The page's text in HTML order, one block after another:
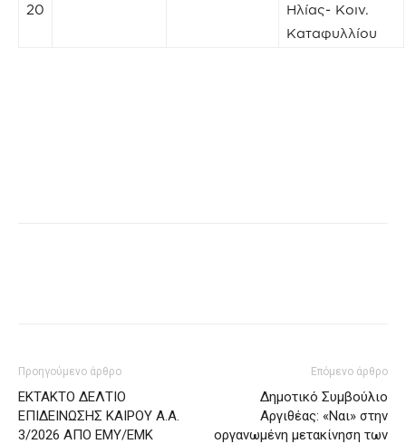
20
Ηλίας- Κοιν.
Καταφυλλίου
Προηγούμενο άρθρο
ΕΚΤΑΚΤΟ ΔΕΛΤΙΟ
ΕΠΙΔΕΙΝΩΣΗΣ ΚΑΙΡΟΥ Α.Α.
3/2026 ΑΠΟ ΕΜΥ/ΕΜΚ
Επόμενο άρθρο
Δημοτικό Συμβούλιο
Αργιθέας: «Ναι» στην
οργανωμένη μετακίνηση των